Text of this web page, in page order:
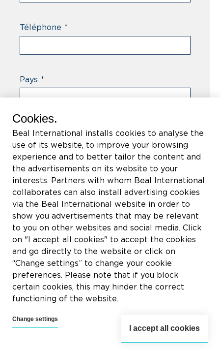
Téléphone *
Pays *
Types *
Professionnel
Particulier
Prescripteur
Distributeur
Autre
Message
Cookies.
Beal International installs cookies to analyse the
use of its website, to improve your browsing
experience and to better tailor the content and
the advertisements on its website to your
interests. Partners with whom Beal International
collaborates can also install advertising cookies
via the Beal International website in order to
show you advertisements that may be relevant
to you on other websites and social media. Click
on "I accept all cookies" to accept the cookies
and go directly to the website or click on
“Change settings” to change your cookie
preferences. Please note that if you block
certain cookies, this may hinder the correct
functioning of the website.
Change settings
I accept all cookies